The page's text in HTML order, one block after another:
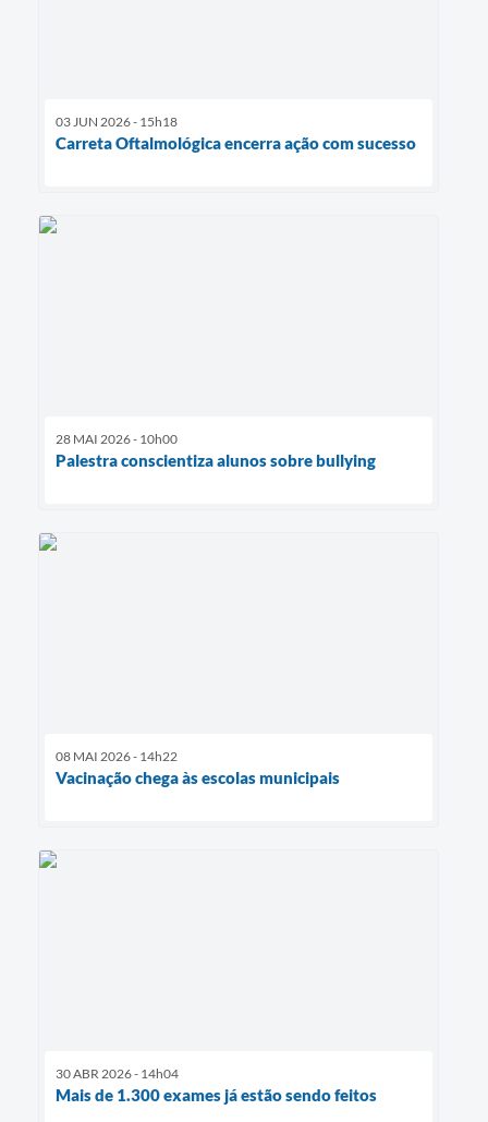
03 JUN 2026 - 15h18
Carreta Oftalmológica encerra ação com sucesso
28 MAI 2026 - 10h00
Palestra conscientiza alunos sobre bullying
08 MAI 2026 - 14h22
Vacinação chega às escolas municipais
30 ABR 2026 - 14h04
Mais de 1.300 exames já estão sendo feitos